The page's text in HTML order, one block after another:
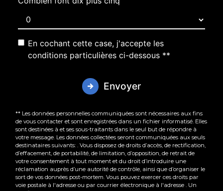
En cochant cette case, j'accepte les
conditions particulières ci-dessous **
Envoyer
** Les données personnelles communiquées sont nécessaires aux fins
de vous contacter et sont enregistrées dans un fichier informatisé. Elles
sont destinées à et ses sous-traitants dans le seul but de répondre à
votre message. Les données collectées seront communiquées aux seuls
destinataires suivants: . Vous disposez de droits d’accès, de rectification,
d’effacement, de portabilité, de limitation, d’opposition, de retrait de
votre consentement à tout moment et du droit d’introduire une
réclamation auprès d’une autorité de contrôle, ainsi que d’organiser le
sort de vos données post-mortem. Vous pouvez exercer ces droits par
voie postale à l'adresse ou par courrier électronique à l'adresse . Un